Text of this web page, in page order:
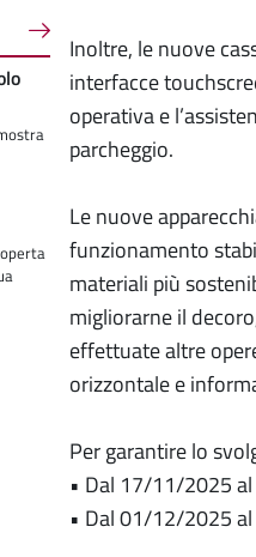
Inoltre, le nuove
interfacce
operativa e
parcheggio.
Le nuove
funzionamento
materiali più
migliorarne il
effettuate altre
orizzontale e
Per garantire lo
• Dal 17/11/2025
• Dal 01/12/2025